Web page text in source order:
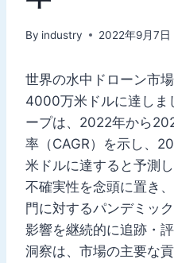
By industry 2022年9月7日
世界の水中ドローン市
4000万米ドルに達しま
ープは、2022年から
率（CAGR）を示し、
米ドルに達すると予測
不確実性を念頭に置き
門に対するパンデミッ
影響を継続的に追跡・
洞察は、市場の主要な